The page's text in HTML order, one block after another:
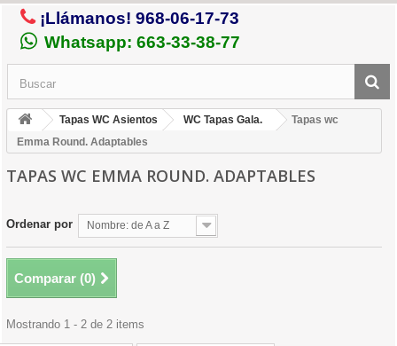
¡Llámanos! 968-06-17-73
Whatsapp: 663-33-38-77
Tapas WC Asientos WC Tapas Gala.
Tapas wc
Emma Round. Adaptables
TAPAS WC EMMA ROUND. ADAPTABLES
Ordenar por Nombre: de A a Z
Comparar (0)
Mostrando 1 - 2 de 2 items